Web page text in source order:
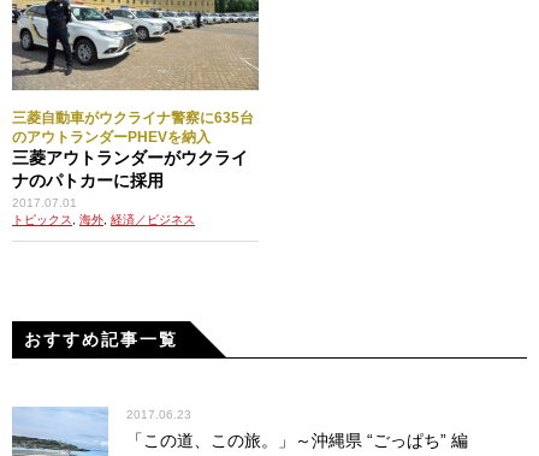
三菱自動車がウクライナ警察に635台
のアウトランダーPHEVを納入
三菱アウトランダーがウクライ
ナのパトカーに採用
2017.07.01
トピックス
海外 経済／ビジネス
おすすめ記事一覧
2017.06.23
「この道、この旅。」～沖縄県 “ごっぱち” 編